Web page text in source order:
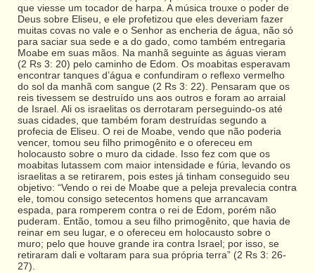
que viesse um tocador de harpa. A música trouxe o poder de
Deus sobre Eliseu, e ele profetizou que eles deveriam fazer
muitas covas no vale e o Senhor as encheria de água, não só
para saciar sua sede e a do gado, como também entregaria
Moabe em suas mãos. Na manhã seguinte as águas vieram
(2 Rs 3: 20) pelo caminho de Edom. Os moabitas esperavam
encontrar tanques d’água e confundiram o reflexo vermelho
do sol da manhã com sangue (2 Rs 3: 22). Pensaram que os
reis tivessem se destruído uns aos outros e foram ao arraial
de Israel. Ali os israelitas os derrotaram perseguindo-os até
suas cidades, que também foram destruídas segundo a
profecia de Eliseu. O rei de Moabe, vendo que não poderia
vencer, tomou seu filho primogênito e o ofereceu em
holocausto sobre o muro da cidade. Isso fez com que os
moabitas lutassem com maior intensidade e fúria, levando os
israelitas a se retirarem, pois estes já tinham conseguido seu
objetivo: “Vendo o rei de Moabe que a peleja prevalecia contra
ele, tomou consigo setecentos homens que arrancavam
espada, para romperem contra o rei de Edom, porém não
puderam. Então, tomou a seu filho primogênito, que havia de
reinar em seu lugar, e o ofereceu em holocausto sobre o
muro; pelo que houve grande ira contra Israel; por isso, se
retiraram dali e voltaram para sua própria terra” (2 Rs 3: 26-
27).